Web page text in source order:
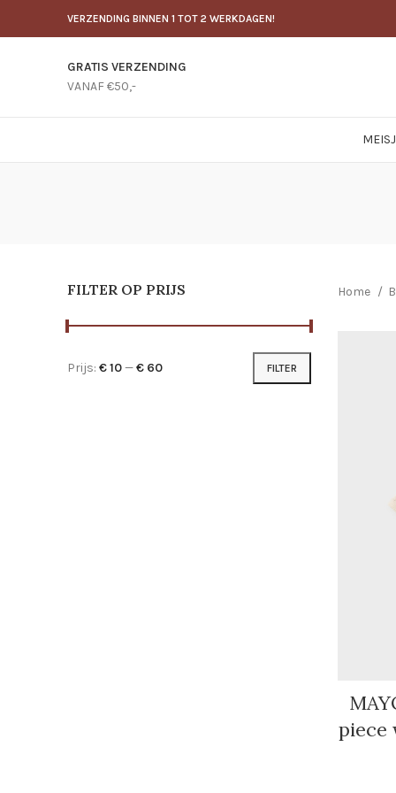
VERZENDING BINNEN 1 TOT 2 WERKDAGEN!
GRATIS VERZENDING
VANAF €50,-
FILTER OP PRIJS
FILTER
Prijs: € 10—€ 60
Home
piece